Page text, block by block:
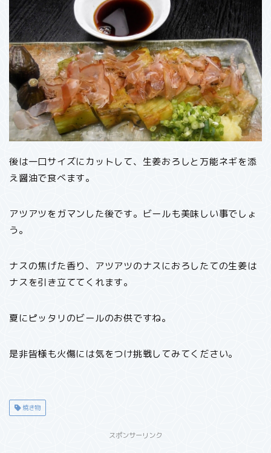
後は一口サイズにカットして、生姜おろしと万能ネギを添
え醤油で食べます。
アツアツをガマンした後です。ビールも美味しい事でしょ
う。
ナスの焦げた香り、アツアツのナスにおろしたての生姜は
ナスを引き立ててくれます。
夏にピッタリのビールのお供ですね。
是非皆様も火傷には気をつけ挑戦してみてください。
焼き物
スポンサーリンク